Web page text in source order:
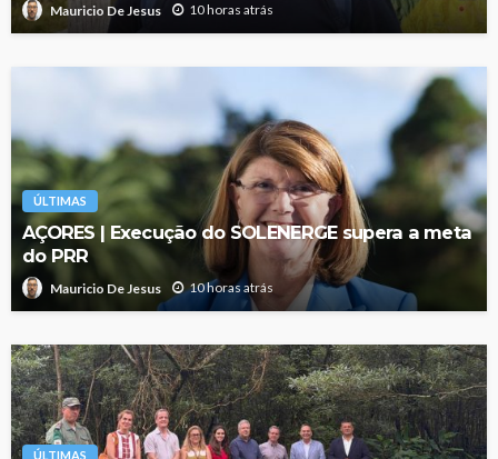
Mauricio De Jesus 10 horas atrás
ÚLTIMAS
AÇORES | Execução do SOLENERGE supera a meta
do PRR
Mauricio De Jesus 10 horas atrás
ÚLTIMAS